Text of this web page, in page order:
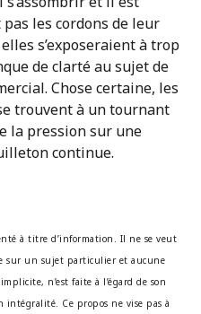
les cordons de leur
s’exposeraient à trop
de clarté au sujet de
Chose certaine, les
trouvent à un tournant
la pression sur une
continue.
à titre d’information. Il ne se veut
sur un sujet particulier et aucune
n’est faite à l’égard de son
Ce propos ne vise pas à